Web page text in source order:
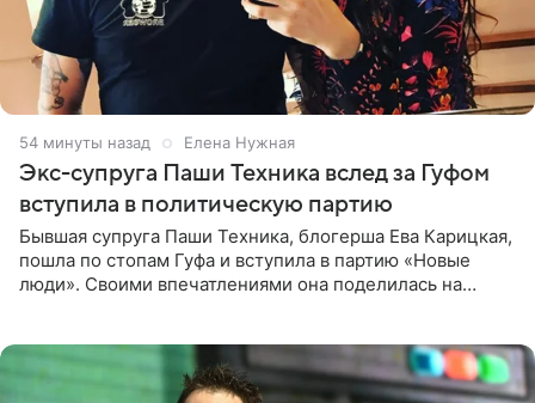
54 минуты назад Елена Нужная
Экс-супруга Паши Техника вслед за Гуфом
вступила в политическую партию
Бывшая супруга Паши Техника, блогерша Ева Карицкая,
пошла по стопам Гуфа и вступила в партию «Новые
люди». Своими впечатлениями она поделилась на